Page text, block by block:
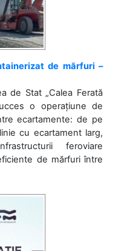
de mărfuri –
de Stat „Calea Ferată
o operațiune de
ecartamente: de pe
cu ecartament larg,
feroviare
de mărfuri între